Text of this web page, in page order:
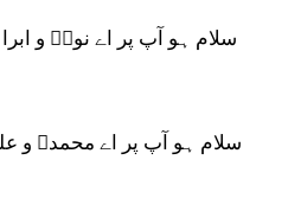
سلام ہو آپ پر اے نوحؑ و
سلام ہو آپ پر اے محمدﷺ و